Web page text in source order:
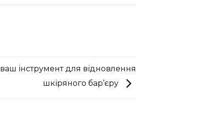
інструмент для відновлення
шкіряного бар’єру